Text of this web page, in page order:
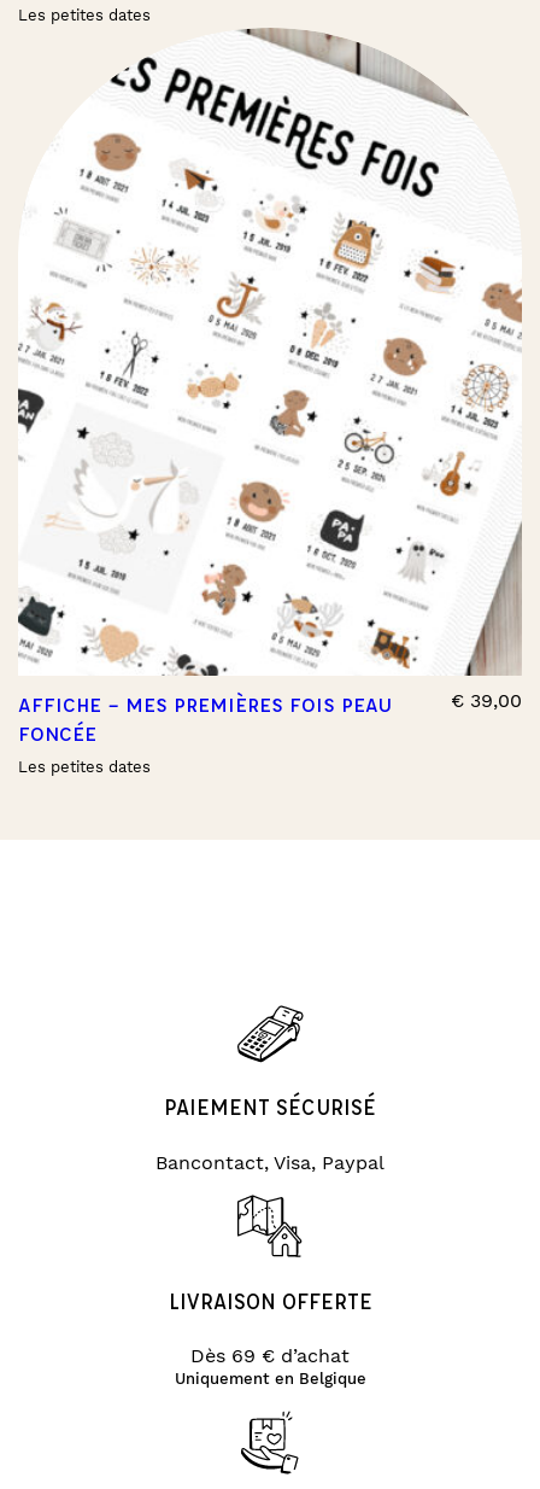
Les petites dates
AFFICHE – MES PREMIÈRES FOIS PEAU
FONCÉE
Les petites dates
€ 39,00
PAIEMENT SÉCURISÉ
Bancontact, Visa, Paypal
LIVRAISON OFFERTE
Dès 69 € d’achat
Uniquement en Belgique